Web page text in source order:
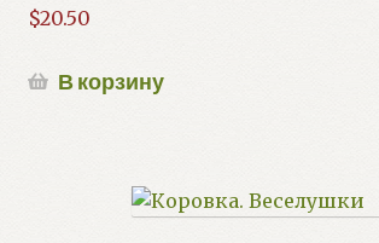
$20.50
В корзину